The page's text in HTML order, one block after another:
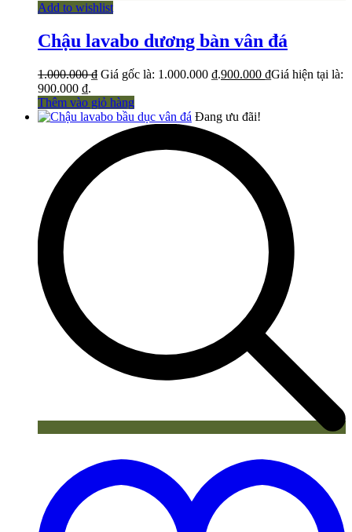
Add to wishlist
Chậu lavabo dương bàn vân đá
1.000.000₫ Giá gốc là: 1.000.000 ₫.900.000 ₫Giá hiện tại là:
900.000 ₫.
Thêm vào giỏ hàng
Đang ưu đãi!